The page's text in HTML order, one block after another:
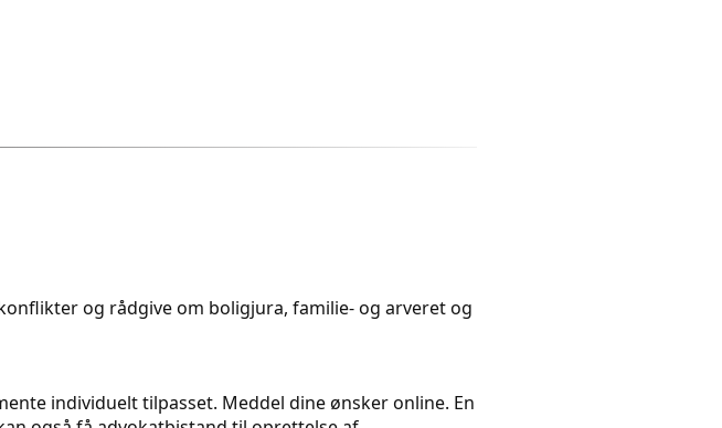
og rådgive om boligjura, familie- og arveret og
individuelt tilpasset. Meddel dine ønsker online. En